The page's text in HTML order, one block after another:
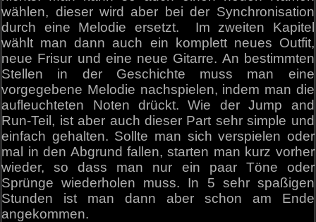
wählen, dieser wird aber bei der Synchronisation
durch eine Melodie ersetzt. Im zweiten Kapitel
wählt man dann auch ein komplett neues Outfit,
neue Frisur und eine neue Gitarre. An bestimmten
Stellen in der Geschichte muss man eine
vorgegebene Melodie nachspielen, indem man die
aufleuchteten Noten drückt. Wie der Jump and
Run-Teil, ist aber auch dieser Part sehr simple und
einfach gehalten. Sollte man sich verspielen oder
mal in den Abgrund fallen, starten man kurz vorher
wieder, so dass man nur ein paar Töne oder
Sprünge wiederholen muss. In 5 sehr spaßigen
Stunden ist man dann aber schon am Ende
angekommen.